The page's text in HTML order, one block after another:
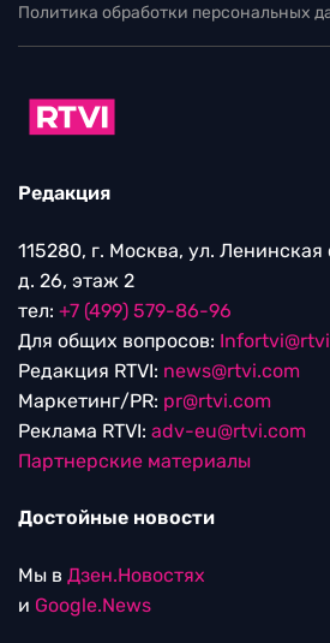
Политика обработки персональных
Редакция
115280, г. Москва, ул. Ленинская
д. 26, этаж 2
тел: +7 (499) 579-86-96
Для общих вопросов:
Редакция RTVI: news@rtvi.com
Маркетинг/PR: pr@rtvi.com
Реклама RTVI: adv-eu@rtvi.com
Партнерские материалы
Достойные новости
Мы в Дзен.Новостях
и Google.News